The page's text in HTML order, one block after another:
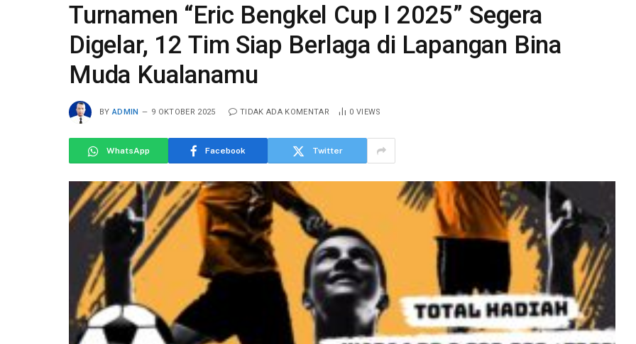
Turnamen “Eric Bengkel Cup I 2025” Segera
Digelar, 12 Tim Siap Berlaga di Lapangan Bina
Muda Kualanamu
BY ADMIN 9 OKTOBER 2025 TIDAK ADA KOMENTAR 0 VIEWS
WhatsApp Facebook Twitter